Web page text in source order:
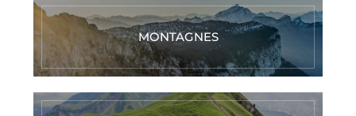
MONTAGNES